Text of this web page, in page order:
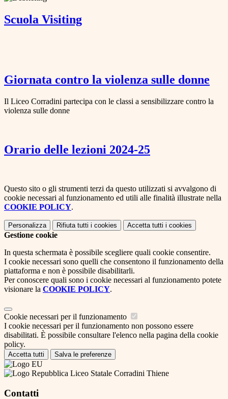
Scuola Visiting
Giornata contro la violenza sulle donne
Il Liceo Corradini partecipa con le classi a sensibilizzare contro la
violenza sulle donne
Orario delle lezioni 2024-25
Questo sito o gli strumenti terzi da questo utilizzati si avvalgono di
cookie necessari al funzionamento ed utili alle finalità illustrate nella
COOKIE POLICY.
Personalizza Rifiuta tutti i cookies Accetta tutti i cookies
Gestione cookie
In questa schermata è possibile scegliere quali cookie consentire.
I cookie necessari sono quelli che consentono il funzionamento della
piattaforma e non è possibile disabilitarli.
Per conoscere quali sono i cookie necessari al funzionamento potete
visionare la COOKIE POLICY.
Cookie necessari per il funzionamento
I cookie necessari per il funzionamento non possono essere
disabilitati. È possibile consultare l'elenco nella pagina della cookie
policy.
Accetta tutti Salva le preferenze
Liceo Statale Corradini Thiene
Contatti